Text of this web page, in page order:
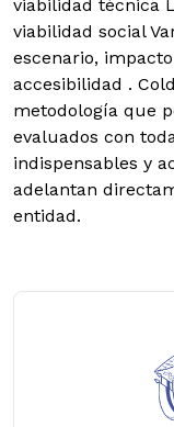
viabilidad técnica
viabilidad social
escenario,
accesibilidad .
metodología que
evaluados con
indispensables y
adelantan
entidad.